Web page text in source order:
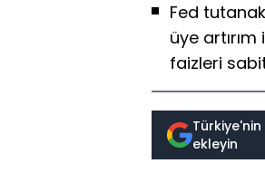
Fed
üye
faizleri
ekleyin